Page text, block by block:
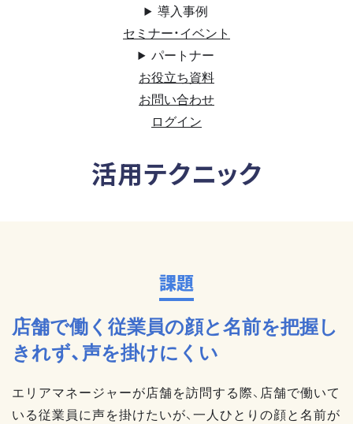
導入事例
セミナー・イベント
パートナー
お役立ち資料
お問い合わせ
ログイン
活用テクニック
課題
店舗で働く従業員の顔と名前を把握し
きれず、声を掛けにくい
エリアマネージャーが店舗を訪問する際、店舗で働いて
いる従業員に声を掛けたいが、一人ひとりの顔と名前が